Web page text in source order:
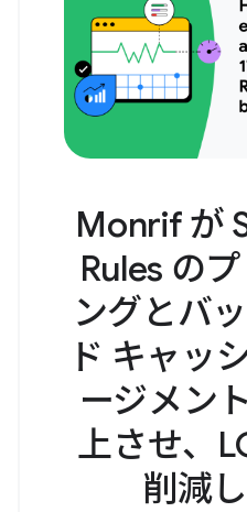
Monrif が
Rules の
ングとバ
ド キャッ
ージメン
上させ、
削減